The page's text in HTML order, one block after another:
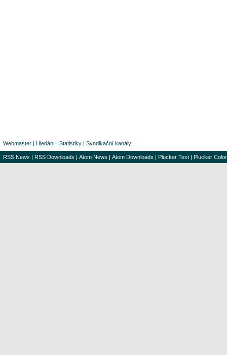
Webmaster | Hledání | Statistiky | Syndikační kanály
RSS News | RSS Downloads | Atom News | Atom Downloads | Plucker Text | Plucker Color